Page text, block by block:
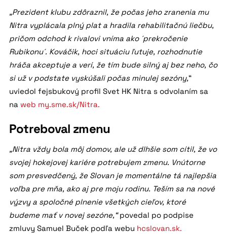
„Prezident klubu zdôraznil, že počas jeho zranenia mu
Nitra vyplácala plný plat a hradila rehabilitačnú liečbu,
pričom odchod k rivalovi vníma ako ´prekročenie
Rubikonu´. Kováčik, hoci situáciu ľutuje, rozhodnutie
hráča akceptuje a verí, že tím bude silný aj bez neho, čo
si už v podstate vyskúšali počas minulej sezóny,“
uviedol fejsbukový profil Svet HK Nitra s odvolaním sa
na web my.sme.sk/Nitra.
Potreboval zmenu
„Nitra vždy bola môj domov, ale už dlhšie som cítil, že vo
svojej hokejovej kariére potrebujem zmenu. Vnútorne
som presvedčený, že Slovan je momentálne tá najlepšia
voľba pre mňa, ako aj pre moju rodinu. Teším sa na nové
výzvy a spoločné plnenie všetkých cieľov, ktoré
budeme mať v novej sezóne,“povedal po podpise
zmluvy Samuel Buček podľa webu hcslovan.sk.